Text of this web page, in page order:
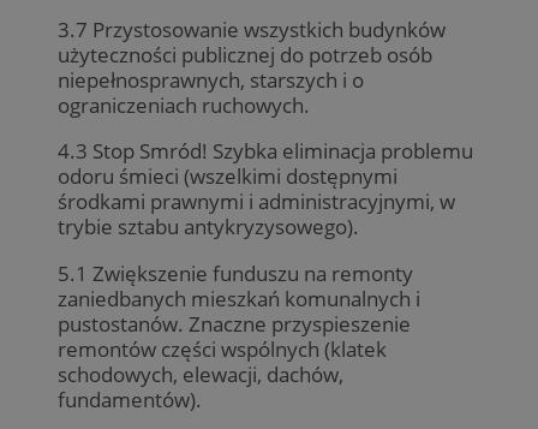
3.7 Przystosowanie wszystkich budynków
użyteczności publicznej do potrzeb osób
niepełnosprawnych, starszych i o
ograniczeniach ruchowych.
4.3 Stop Smród! Szybka eliminacja problemu
odoru śmieci (wszelkimi dostępnymi
środkami prawnymi i administracyjnymi, w
trybie sztabu antykryzysowego).
5.1 Zwiększenie funduszu na remonty
zaniedbanych mieszkań komunalnych i
pustostanów. Znaczne przyspieszenie
remontów części wspólnych (klatek
schodowych, elewacji, dachów,
fundamentów).